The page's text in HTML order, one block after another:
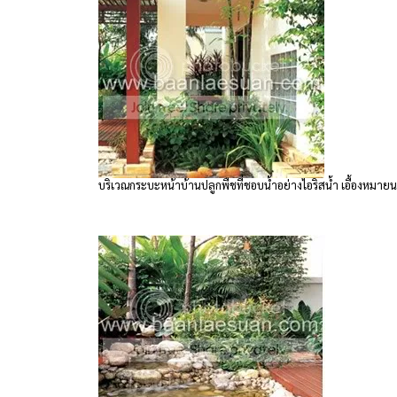
บริเวณกระบะหน้าบ้านปลูกพืชที่ชอบน้ำอย่างไอริสน้ำ เอื้องหมา